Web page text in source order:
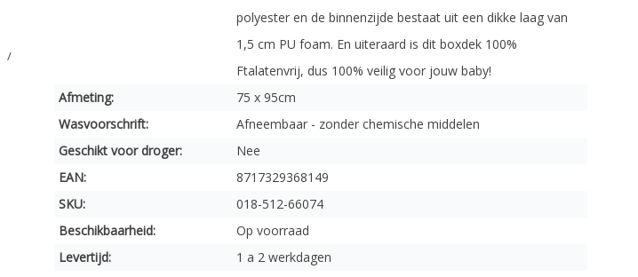
/
polyester en de binnenzijde bestaat uit een dikke laag van
1,5 cm PU foam. En uiteraard is dit boxdek 100%
Ftalatenvrij, dus 100% veilig voor jouw baby!
Afmeting:
75 x 95cm
Wasvoorschrift:
Afneembaar - zonder chemische middelen
Geschikt voor droger:
Nee
EAN:
8717329368149
SKU:
018-512-66074
Beschikbaarheid:
Op voorraad
Levertijd:
1 a 2 werkdagen